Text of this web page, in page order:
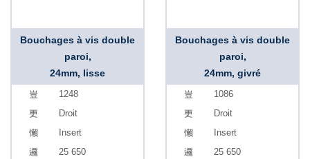
Bouchages à vis double
paroi,
24mm, lisse
1248
Droit
Insert
25 650
Bouchages à vis double
paroi,
24mm, givré
1086
Droit
Insert
25 650